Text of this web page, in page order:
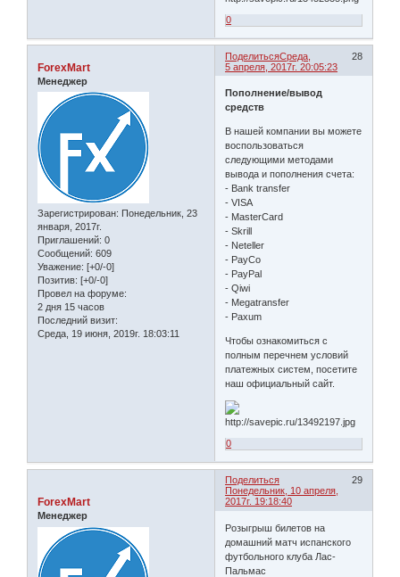
0
Поделиться 28
Среда,
5 апреля, 2017г. 20:05:23
ForexMart
Менеджер
Зарегистрирован: Понедельник, 23
января, 2017г.
Приглашений: 0
Сообщений: 609
Уважение: [+0/-0]
Позитив: [+0/-0]
Провел на форуме:
2 дня 15 часов
Последний визит:
Среда, 19 июня, 2019г. 18:03:11
Пополнение/вывод
средств
В нашей компании вы можете
воспользоваться
следующими методами
вывода и пополнения счета:
- Bank transfer
- VISA
- MasterCard
- Skrill
- Neteller
- PayCo
- PayPal
- Qiwi
- Megatransfer
- Paxum
Чтобы ознакомиться с
полным перечнем условий
платежных систем, посетите
наш официальный сайт.
0
Поделиться
29
Понедельник, 10 апреля,
2017г. 19:18:40
ForexMart
Менеджер
Розыгрыш билетов на
домашний матч испанского
футбольного клуба Лас-
Пальмас